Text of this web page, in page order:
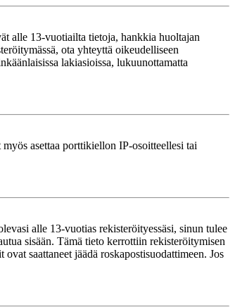
alle 13-vuotiailta tietoja, hankkia huoltajan
ota yhteyttä oikeudelliseen
lakiasioissa, lukuunottamatta
asettaa porttikiellon IP-osoitteellesi tai
alle 13-vuotias rekisteröityessäsi, sinun tulee
sisään. Tämä tieto kerrottiin rekisteröitymisen
saattaneet jäädä roskapostisuodattimeen. Jos